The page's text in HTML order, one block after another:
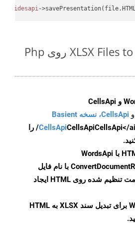
-
تبدیل ساده XLSX Files to PPS روی Php
و CellsApi، نسخه Basient
CellsApiCellsApi
CellsApi</aient/Client/ را
با نام فایل
محلی و فرمت تنظیم شده روی HTML ایجاد
از WordsApi برای تبدیل سند XLSX به HTML